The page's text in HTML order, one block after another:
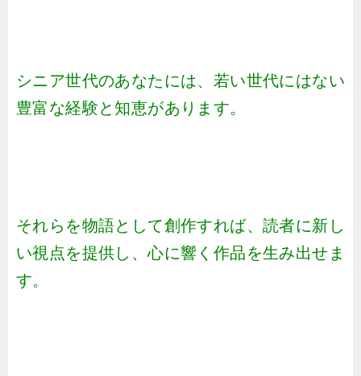
シニア世代のあなたには、若い世代にはない
豊富な経験と知恵があります。
それらを物語として創作すれば、読者に新し
い視点を提供し、心に響く作品を生み出せま
す。